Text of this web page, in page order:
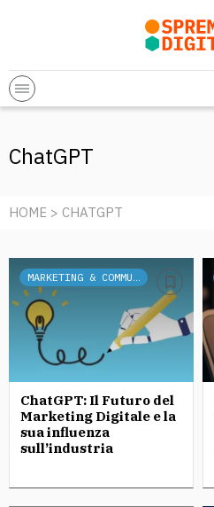
ChatGPT
HOME > CHATGPT
MARKETING & COMMUNICATION
ChatGPT: Il Futuro del
Marketing Digitale e la
sua influenza
sull’industria